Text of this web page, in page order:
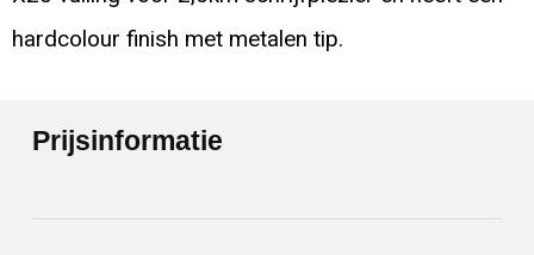
hardcolour finish met metalen tip.
Prijsinformatie